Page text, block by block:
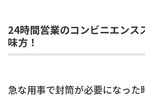
24時間営業のコンビニエンス
味方！
急な用事で封筒が必要になった